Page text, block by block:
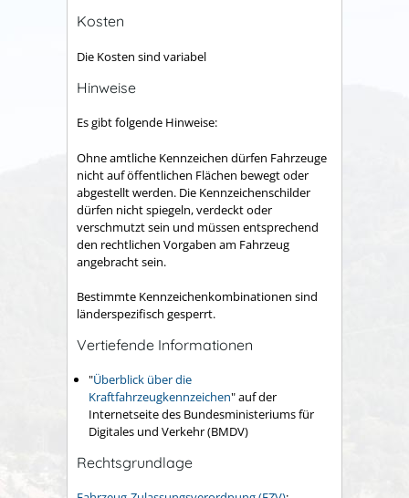
Kosten
Die Kosten sind variabel
Hinweise
Es gibt folgende Hinweise:
Ohne amtliche Kennzeichen dürfen Fahrzeuge
nicht auf öffentlichen Flächen bewegt oder
abgestellt werden. Die Kennzeichenschilder
dürfen nicht spiegeln, verdeckt oder
verschmutzt sein und müssen entsprechend
den rechtlichen Vorgaben am Fahrzeug
angebracht sein.
Bestimmte Kennzeichenkombinationen sind
länderspezifisch gesperrt.
Vertiefende Informationen
"Überblick über die
Kraftfahrzeugkennzeichen" auf der
Internetseite des Bundesministeriums für
Digitales und Verkehr (BMDV)
Rechtsgrundlage